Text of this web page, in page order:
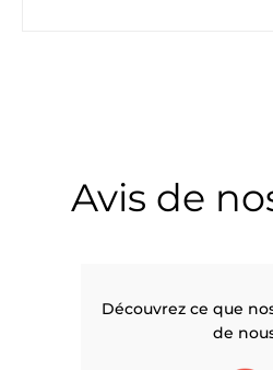
Avis de
Découvrez ce que
de